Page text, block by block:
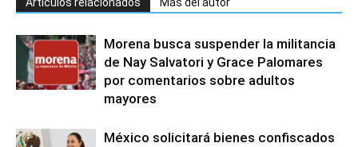
Artículos relacionados Más del autor
Morena busca suspender la militancia
de Nay Salvatori y Grace Palomares
por comentarios sobre adultos
mayores
México solicitará bienes confiscados